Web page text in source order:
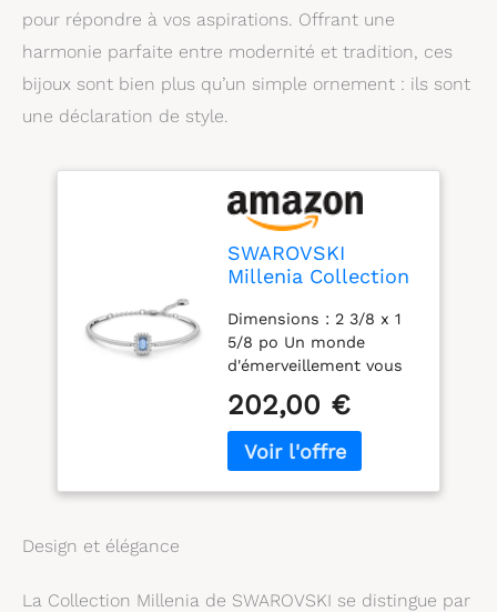
pour répondre à vos aspirations. Offrant une
harmonie parfaite entre modernité et tradition, ces
bijoux sont bien plus qu’un simple ornement : ils sont
une déclaration de style.
SWAROVSKI
Millenia Collection
Boucles d'Oreilles
et Bracelets avec
Cristaux Bleus,
Transparents et
Roses
Dimensions : 2 3/8 x 1
5/8 po Un monde
d'émerveillement vous
est une déclaration
accrocheuse ;
habilement conçu avec
mystère et romance se
202,00 €
Design et élégance
La Collection Millenia de SWAROVSKI se distingue par